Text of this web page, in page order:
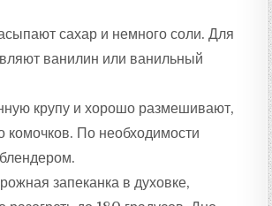
сахар и немного соли. Для
ванилин или ванильный
крупу и хорошо размешивают,
комочков. По необходимости
запеканка в духовке,